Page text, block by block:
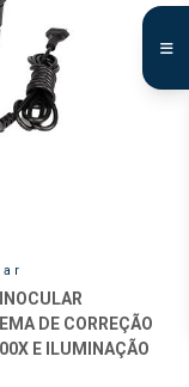
DE CORREÇÃO
E ILUMINAÇÃO